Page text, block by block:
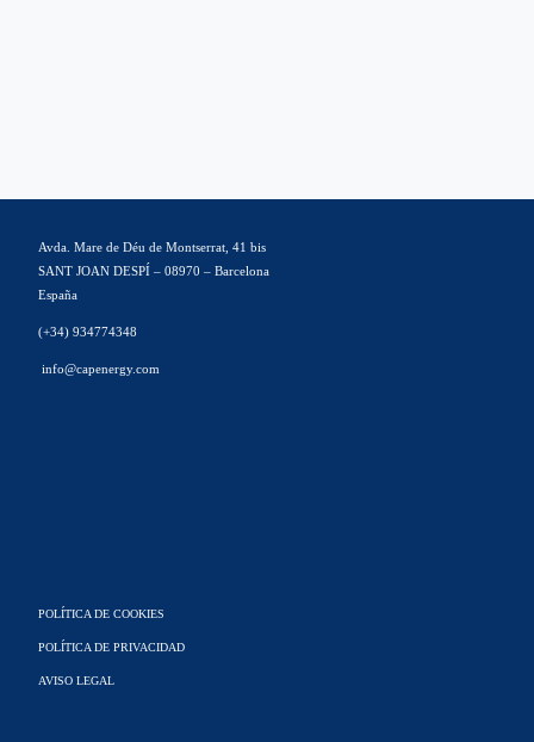
Avda. Mare de Déu de Montserrat, 41 bis
SANT JOAN DESPÍ – 08970 – Barcelona
España
(+34) 934774348
info@capenergy.com
POLÍTICA DE COOKIES
POLÍTICA DE PRIVACIDAD
AVISO LEGAL